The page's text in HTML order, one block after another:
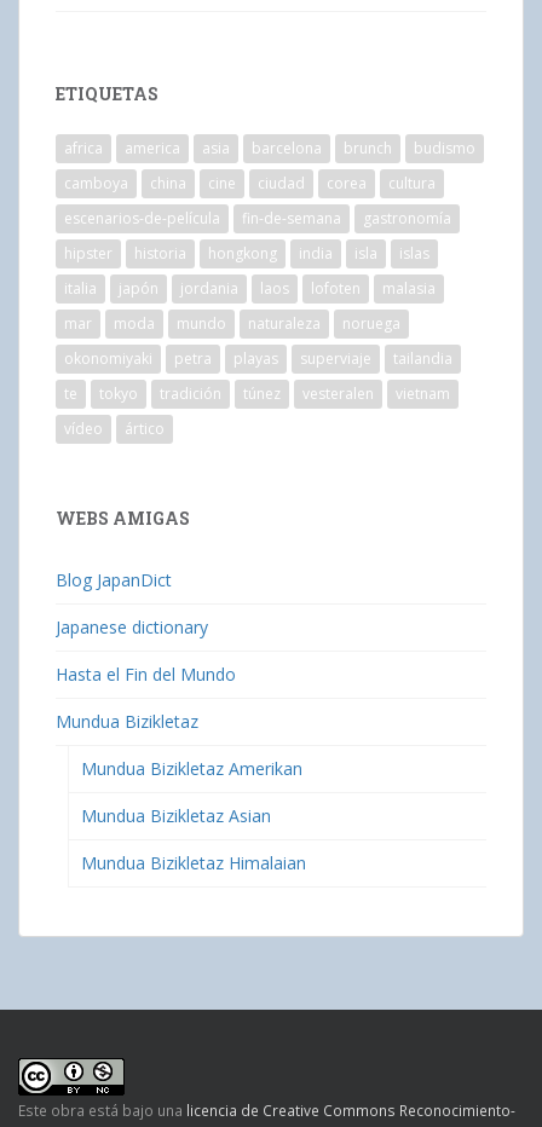
ETIQUETAS
africa america asia barcelona brunch
budismo
camboya
china cine ciudad corea
cultura
escenarios-de-película
fin-de-semana
gastronomía
hipster
historia hongkong india isla
islas
italia
japón jordania laos lofoten
malasia
mar
moda mundo naturaleza
noruega
okonomiyaki
petra playas superviaje
tailandia
te
tokyo tradición túnez vesteralen
vietnam
vídeo
ártico
WEBS AMIGAS
Blog JapanDict
Japanese dictionary
Hasta el Fin del Mundo
Mundua Bizikletaz
Mundua Bizikletaz Amerikan
Mundua Bizikletaz Asian
Mundua Bizikletaz Himalaian
Este obra está bajo una licencia de Creative Commons Reconocimiento-